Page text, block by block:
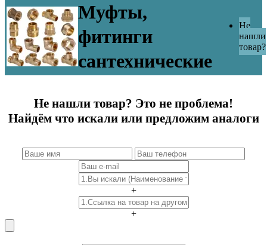
Муфты,
фитинги
сантехнические
Не
нашли
товар?
Не нашли товар? Это не проблема!
Найдём что искали или предложим аналоги
+
+